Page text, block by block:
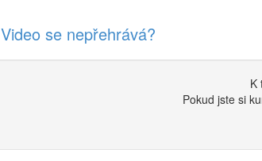
Video se nepřehrává?
K
Pokud jste si